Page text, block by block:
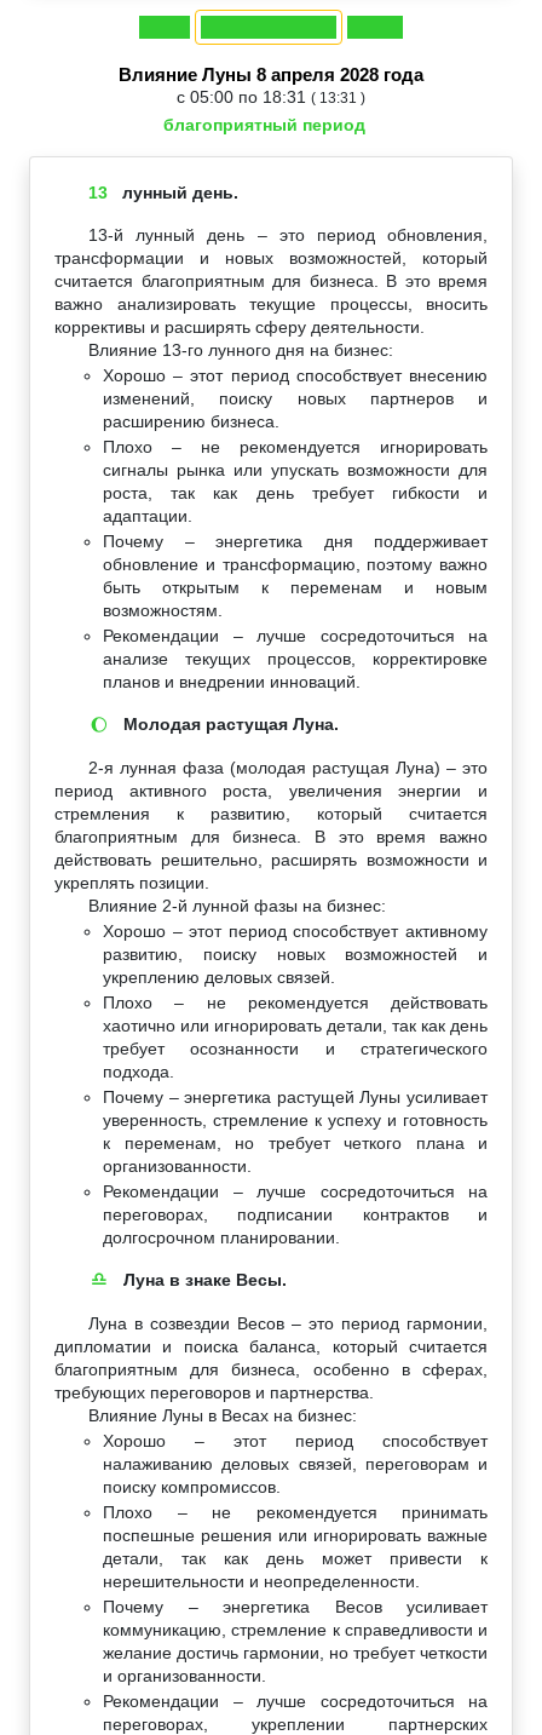
Влияние Луны 8 апреля 2028 года
с 05:00 по 18:31 ( 13:31 )
благоприятный период
13 лунный день.
13-й лунный день – это период обновления,
трансформации и новых возможностей, который
считается благоприятным для бизнеса. В это время
важно анализировать текущие процессы, вносить
коррективы и расширять сферу деятельности.
Влияние 13-го лунного дня на бизнес:
Хорошо – этот период способствует внесению
изменений, поиску новых партнеров и
расширению бизнеса.
Плохо – не рекомендуется игнорировать
сигналы рынка или упускать возможности для
роста, так как день требует гибкости и
адаптации.
Почему – энергетика дня поддерживает
обновление и трансформацию, поэтому важно
быть открытым к переменам и новым
возможностям.
Рекомендации – лучше сосредоточиться на
анализе текущих процессов, корректировке
планов и внедрении инноваций.
🌔 Молодая растущая Луна.
2-я лунная фаза (молодая растущая Луна) – это
период активного роста, увеличения энергии и
стремления к развитию, который считается
благоприятным для бизнеса. В это время важно
действовать решительно, расширять возможности и
укреплять позиции.
Влияние 2-й лунной фазы на бизнес:
Хорошо – этот период способствует активному
развитию, поиску новых возможностей и
укреплению деловых связей.
Плохо – не рекомендуется действовать
хаотично или игнорировать детали, так как день
требует осознанности и стратегического
подхода.
Почему – энергетика растущей Луны усиливает
уверенность, стремление к успеху и готовность
к переменам, но требует четкого плана и
организованности.
Рекомендации – лучше сосредоточиться на
переговорах, подписании контрактов и
долгосрочном планировании.
♎ Луна в знаке Весы.
Луна в созвездии Весов – это период гармонии,
дипломатии и поиска баланса, который считается
благоприятным для бизнеса, особенно в сферах,
требующих переговоров и партнерства.
Влияние Луны в Весах на бизнес:
Хорошо – этот период способствует
налаживанию деловых связей, переговорам и
поиску компромиссов.
Плохо – не рекомендуется принимать
поспешные решения или игнорировать важные
детали, так как день может привести к
нерешительности и неопределенности.
Почему – энергетика Весов усиливает
коммуникацию, стремление к справедливости и
желание достичь гармонии, но требует четкости
и организованности.
Рекомендации – лучше сосредоточиться на
переговорах, укреплении партнерских